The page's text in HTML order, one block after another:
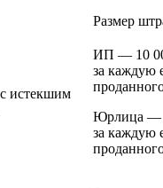
Размер
истекшим
ИП — 10
за каждую
Юрлица —
за каждую